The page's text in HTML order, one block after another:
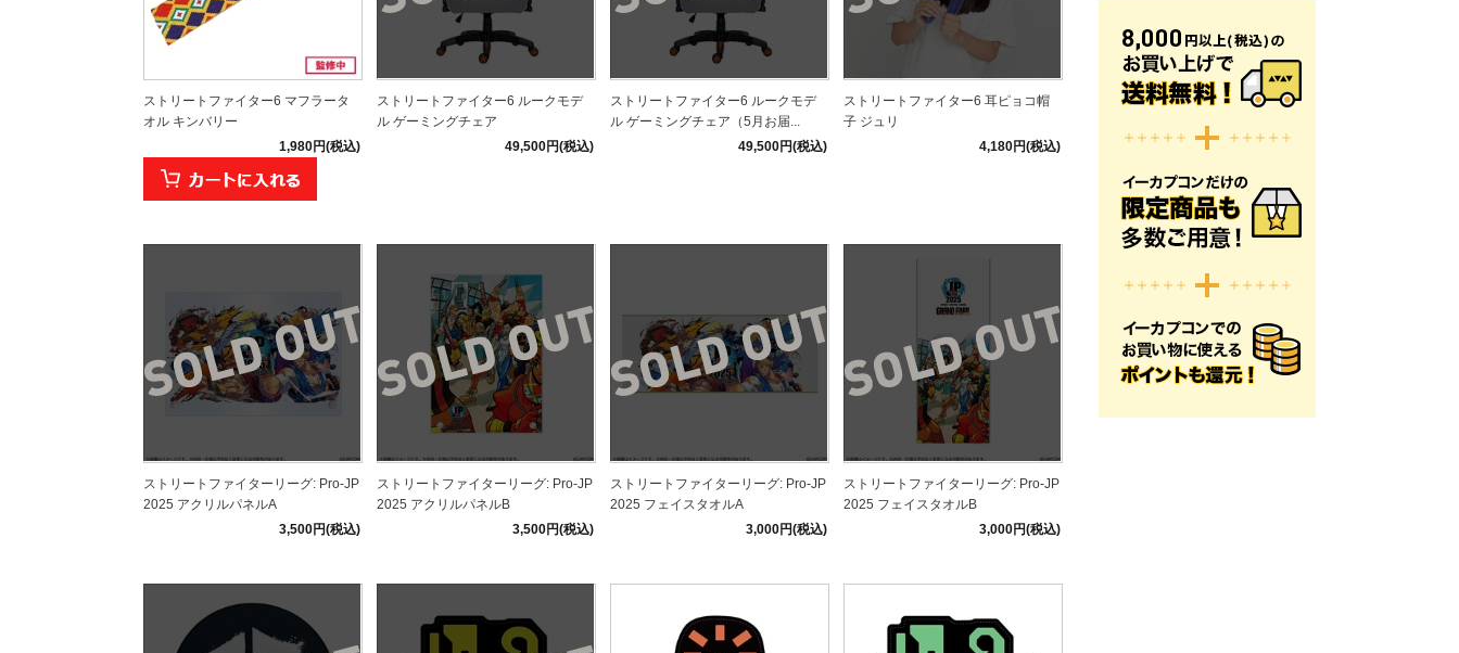
ストリートファイター6 マフラータ
オル キンバリー
1,980円(税込)
ストリートファイター6 ルークモデ
ル ゲーミングチェア
49,500円(税込)
ストリートファイター6 ルークモデ
ル ゲーミングチェア（5月お届...
49,500円(税込)
ストリートファイター6 耳ピョコ帽
子 ジュリ
4,180円(税込)
ストリートファイターリーグ: Pro-JP
2025 アクリルパネルA
3,500円(税込)
ストリートファイターリーグ: Pro-JP
2025 アクリルパネルB
3,500円(税込)
ストリートファイターリーグ: Pro-JP
2025 フェイスタオルA
3,000円(税込)
ストリートファイターリーグ: Pro-JP
2025 フェイスタオルB
3,000円(税込)